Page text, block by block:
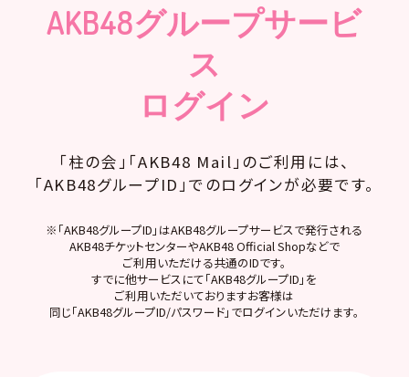
AKB48グループサービ
ス
ログイン
「柱の会」「AKB48 Mail」のご利用には、
「AKB48グループID」でのログインが必要です。
※「AKB48グループID」はAKB48グループサービスで発行される
AKB48チケットセンターやAKB48 Official Shopなどで
ご利用いただける共通のIDです。
すでに他サービスにて「AKB48グループID」を
ご利用いただいておりますお客様は
同じ「AKB48グループID/パスワード」でログインいただけます。